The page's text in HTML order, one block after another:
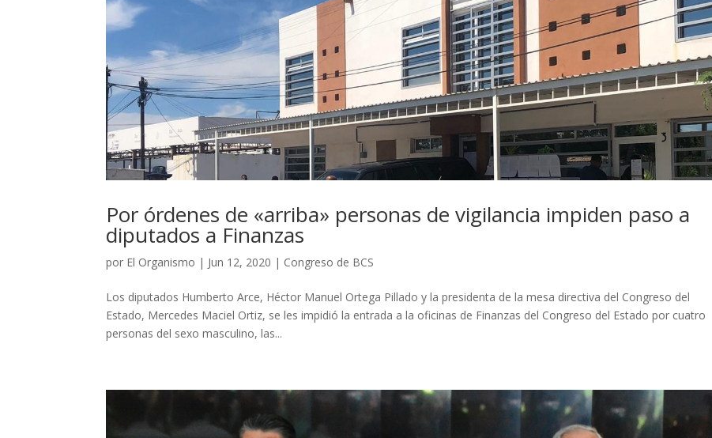
Por órdenes de «arriba» personas de vigilancia impiden paso a
diputados a Finanzas
por El Organismo | Jun 12, 2020 | Congreso de BCS
Los diputados Humberto Arce, Héctor Manuel Ortega Pillado y la presidenta de la mesa directiva del Congreso del
Estado, Mercedes Maciel Ortiz, se les impidió la entrada a la oficinas de Finanzas del Congreso del Estado por cuatro
personas del sexo masculino, las...